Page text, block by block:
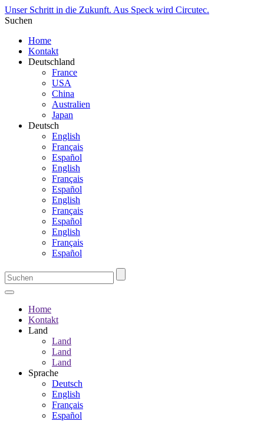
Unser Schritt in die Zukunft. Aus Speck wird Circutec.
Suchen
Home
Kontakt
Deutschland
France
USA
China
Australien
Japan
Deutsch
English
Français
Español
English
Français
Español
English
Français
Español
English
Français
Español
Home
Kontakt
Land
Land
Land
Land
Sprache
Deutsch
English
Français
Español